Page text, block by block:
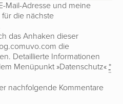
Mail-Adresse und meine
die nächste
das Anhaken dieser
die
Detaillierte Informationen
Menüpunkt »Datenschutz« *
nachfolgende Kommentare